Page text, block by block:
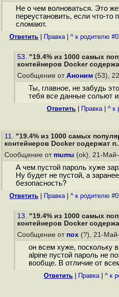
Не о чем волноваться. Это
переустановить, если что-то
сломают.
Ответить Правка| ^ к родителю #0
53. "19.4% из 1000 самых
контейнеров Docker
Сообщение от Аноним (53),
Ты, главное, не забудь
тебя все данные сольют
Ответить Правка| ^ к
11. "19.4% из 1000 самых
контейнеров Docker содержат
Сообщение от mumu (ok), 21-
А чем пустой пароль хуже
Ну будет не пустой, а
безопасность?
Ответить Правка| ^ к родителю #0
13. "19.4% из 1000 самых
контейнеров Docker
Сообщение от пох (?), 21-
он всем хуже, поскольку
alpine пустой пароль не
вообще. В отличие от
Ответить Правка| ^ к